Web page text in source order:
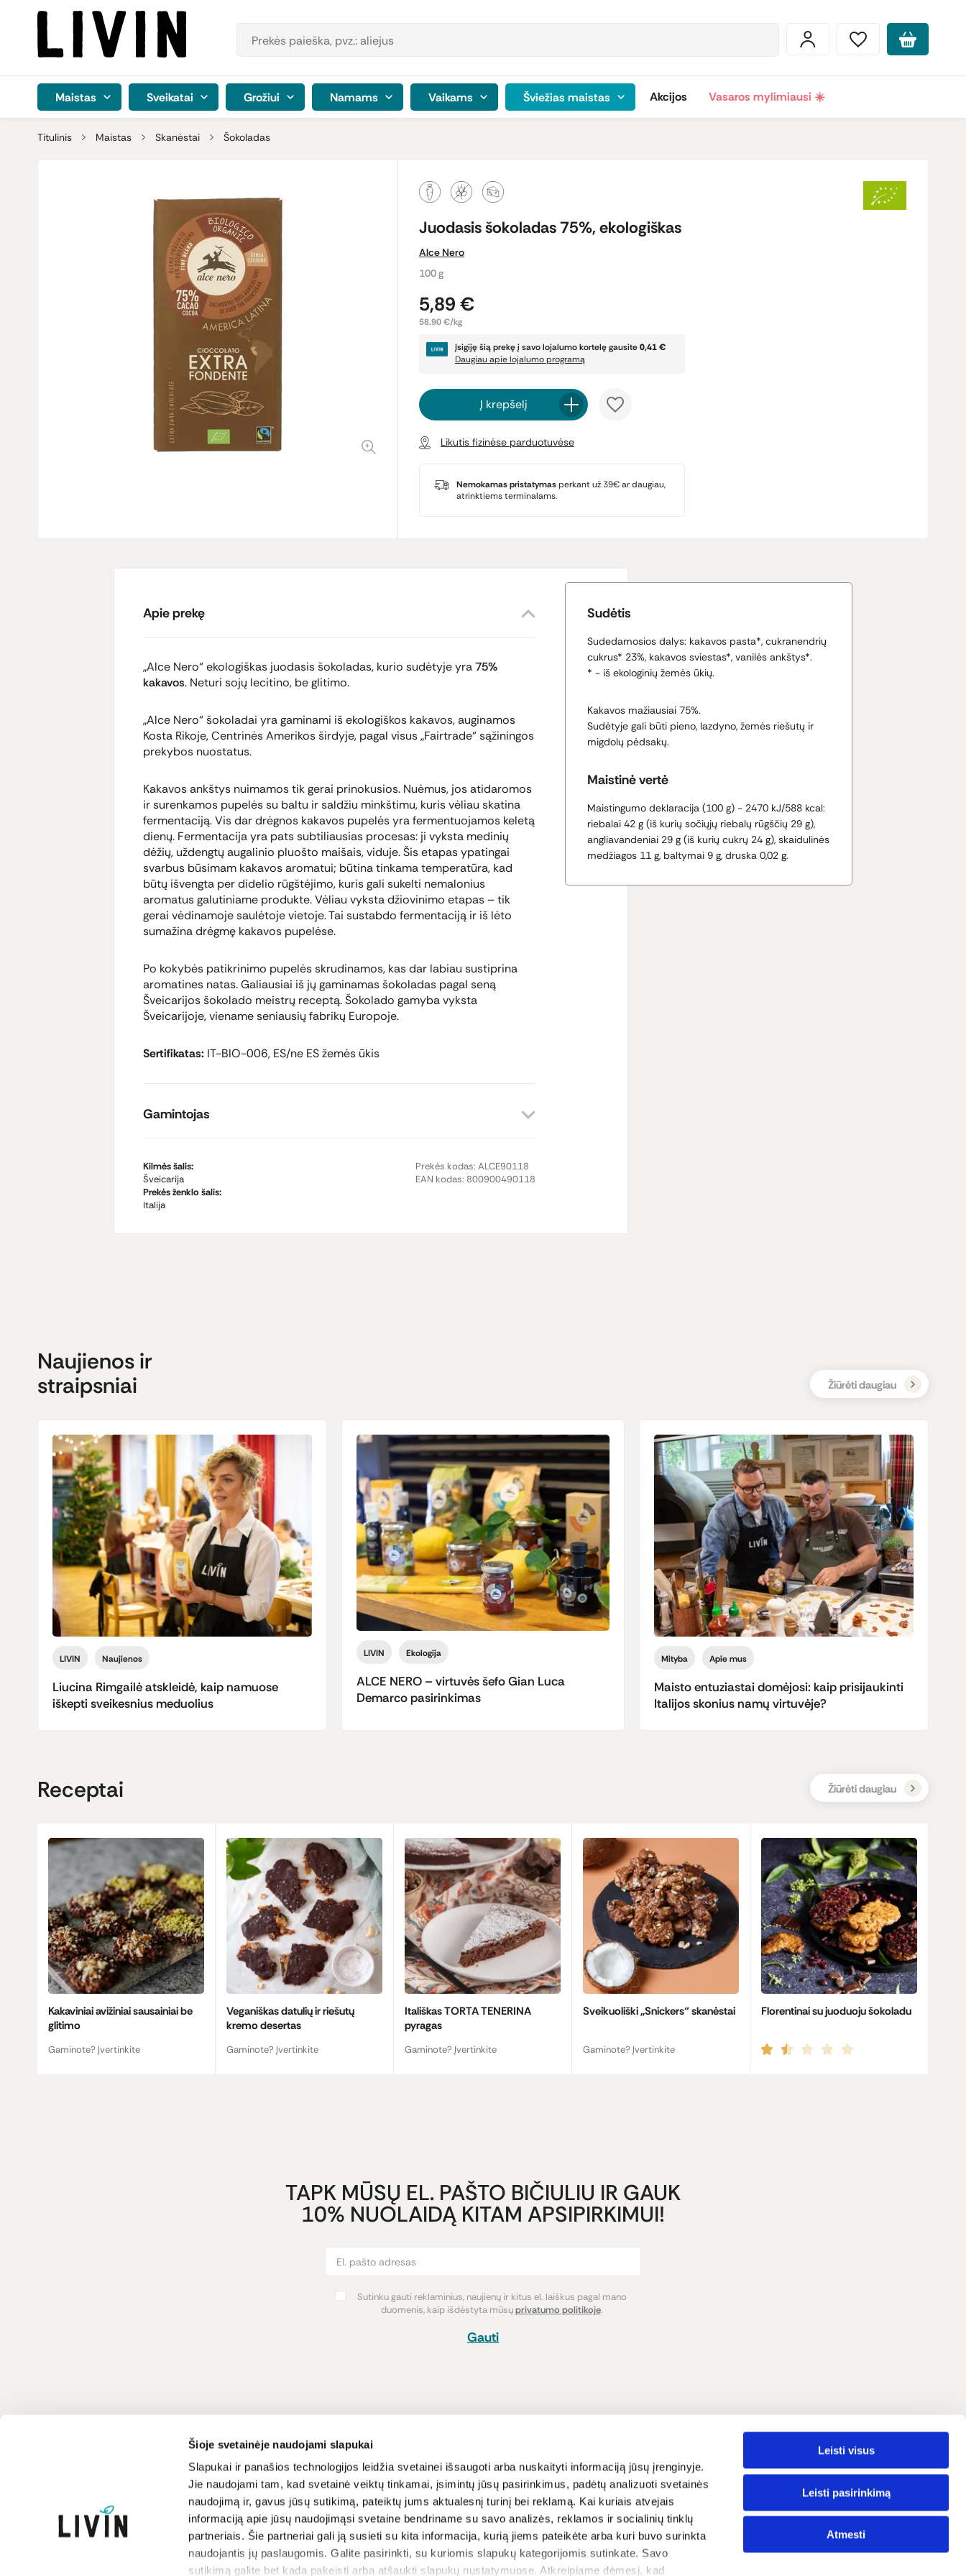
Šioje svetainėje naudojami slapukai
Slapukai ir panašios technologijos leidžia svetainei išsaugoti arba nuskaityti informaciją jūsų įrenginyje.
Jie naudojami tam, kad svetainė veiktų tinkamai, įsimintų jūsų pasirinkimus, padėtų analizuoti svetainės
naudojimą ir, gavus jūsų sutikimą, pateiktų jums aktualesnį turinį bei reklamą. Kai kuriais atvejais
informaciją apie jūsų naudojimąsi svetaine bendriname su savo analizės, reklamos ir socialinių tinklų
partneriais. Šie partneriai gali ją susieti su kita informacija, kurią jiems pateikėte arba kuri buvo surinkta
naudojantis jų paslaugomis. Galite pasirinkti, su kuriomis slapukų kategorijomis sutinkate. Savo
sutikimą galite bet kada pakeisti arba atšaukti slapukų nustatymuose. Atkreipiame dėmesį, kad
Leisti visus
Leisti pasirinkimą
Atmesti
Maistas Sveikatai Grožiui Namams Vaikams Šviežias maistas Akcijos Vasaros mylimiausi ☀️
Titulinis Maistas Skanėstai Šokoladas
Juodasis šokoladas 75%, ekologiškas
Alce Nero
100 g
5,89 €
58.90 €/kg
Įsigiję šią prekę į savo lojalumo kortelę gausite0,41 €
Daugiau apie lojalumo programą
Į krepšelį
Likutis fizinėse parduotuvėse
Nemokamas pristatymasperkant už 39€ ar daugiau,
atrinktiems terminalams.
Apie prekę
„Alce Nero“ ekologiškas juodasis šokoladas, kurio sudėtyje yra75%
kakavos. Neturi sojų lecitino, be glitimo.
„Alce Nero“ šokoladai yra gaminami iš ekologiškos kakavos, auginamos
Kosta Rikoje, Centrinės Amerikos širdyje, pagal visus „Fairtrade“ sąžiningos
prekybos nuostatus.
Kakavos ankštys nuimamos tik gerai prinokusios. Nuėmus, jos atidaromos
ir surenkamos pupelės su baltu ir saldžiu minkštimu, kuris vėliau skatina
fermentaciją. Vis dar drėgnos kakavos pupelės yra fermentuojamos keletą
dienų. Fermentacija yra pats subtiliausias procesas: ji vyksta medinių
dėžių, uždengtų augalinio pluošto maišais, viduje. Šis etapas ypatingai
svarbus būsimam kakavos aromatui; būtina tinkama temperatūra, kad
būtų išvengta per didelio rūgštėjimo, kuris gali sukelti nemalonius
aromatus galutiniame produkte. Vėliau vyksta džiovinimo etapas – tik
gerai vėdinamoje saulėtoje vietoje. Tai sustabdo fermentaciją ir iš lėto
sumažina drėgmę kakavos pupelėse.
Po kokybės patikrinimo pupelės skrudinamos, kas dar labiau sustiprina
aromatines natas. Galiausiai iš jų gaminamas šokoladas pagal seną
Šveicarijos šokolado meistrų receptą. Šokolado gamyba vyksta
Šveicarijoje, viename seniausių fabrikų Europoje.
Sertifikatas: IT-BIO-006, ES/ne ES žemės ūkis
Gamintojas
Kilmės šalis:
Šveicarija
Prekės ženklo šalis:
Italija
Prekės kodas: ALCE90118
EAN kodas: 800900490118
Sudėtis
Sudedamosios dalys: kakavos pasta*, cukranendrių
cukrus* 23%, kakavos sviestas*, vanilės ankštys*.
* - iš ekologinių žemės ūkių.
Kakavos mažiausiai 75%.
Sudėtyje gali būti pieno, lazdyno, žemės riešutų ir
migdolų pėdsakų.
Maistinė vertė
Maistingumo deklaracija (100 g) - 2470 kJ/588 kcal:
riebalai 42 g (iš kurių sočiųjų riebalų rūgščių 29 g),
angliavandeniai 29 g (iš kurių cukrų 24 g), skaidulinės
medžiagos 11 g, baltymai 9 g, druska 0,02 g.
Naujienos ir
straipsniai
Žiūrėti daugiau
LIVIN Naujienos
Liucina Rimgailė atskleidė, kaip namuose
iškepti sveikesnius meduolius
LIVIN Ekologija
ALCE NERO – virtuvės šefo Gian Luca
Demarco pasirinkimas
Mityba Apie mus
Maisto entuziastai domėjosi: kaip prisijaukinti
Italijos skonius namų virtuvėje?
Receptai Žiūrėti daugiau
Kakaviniai avižiniai sausainiai be
glitimo
Gaminote? Įvertinkite
Veganiškas datulių ir riešutų
kremo desertas
Gaminote? Įvertinkite
Itališkas TORTA TENERINA
pyragas
Gaminote? Įvertinkite
Sveikuoliški „Snickers“ skanėstai
Gaminote? Įvertinkite
Florentinai su juoduoju šokoladu
TAPK MŪSŲ EL. PAŠTO BIČIULIU IR GAUK
10% NUOLAIDĄ KITAM APSIPIRKIMUI!
Sutinku gauti reklaminius, naujienų ir kitus el. laiškus pagal mano
duomenis, kaip išdėstyta mūsųprivatumo politikoje.
Gauti
Atsakome darbo dienomis
8-17 val.
LIVIN
Apie mus
Kontaktai
Parduotuvės
Prekių ženklai
Paramos iniciatyva
Dovanų kuponai
Atsiskaitymo būdai
Pristatymas
Prekių grąžinimas
Lojalumo programa
Naujienos ir straipsniai
Receptai
Sąlygos ir nuostatos
Privatumo politika
Lietuvių